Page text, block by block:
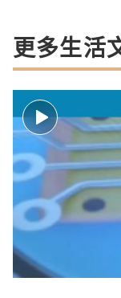
更多生活